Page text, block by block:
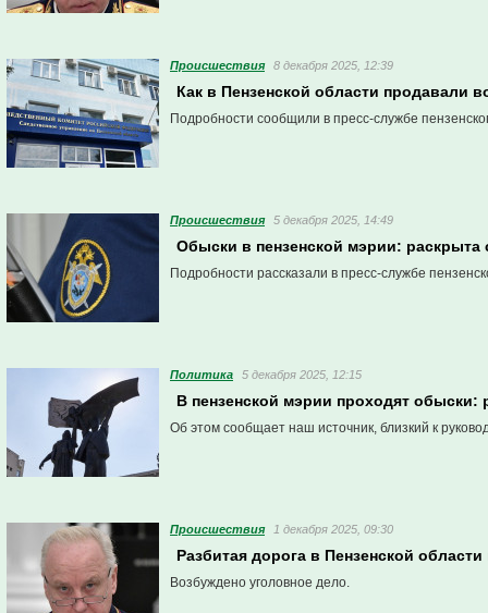
Проиcшествия 8 декабря 2025, 12:39
Как в Пензенской области продавали
Подробности сообщили в пресс-службе
Проиcшествия 5 декабря 2025, 14:49
Обыски в пензенской мэрии:
Подробности рассказали в пресс-службе
Политика 5 декабря 2025, 12:15
В пензенской мэрии проходят
Об этом сообщает наш источник, близкий к
Проиcшествия 1 декабря 2025, 09:30
Разбитая дорога в Пензенской
Возбуждено уголовное дело.